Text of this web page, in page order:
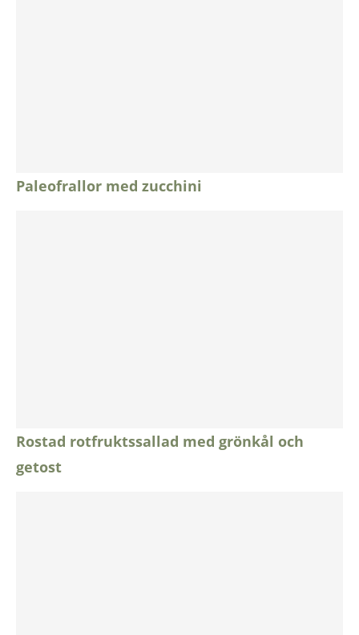
Paleofrallor med zucchini
Rostad rotfruktssallad med grönkål och
getost